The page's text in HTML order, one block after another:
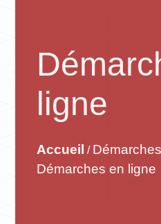
ligne
Accueil /
Démarches en ligne